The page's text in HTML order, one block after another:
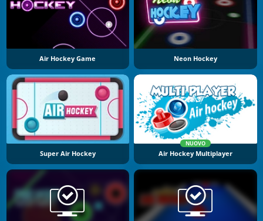
Air Hockey Game Neon Hockey
Super Air Hockey
NUOVO
Air Hockey Multiplayer